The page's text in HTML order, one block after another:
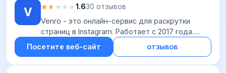
V ★★★★★
★★★★★1.630 отзывов
Venro - это онлайн-сервис для раскрутки
страниц в Instagram. Работает с 2017 года.
Проект предлагает услуги по накрутке
подписчиков, лайков, комментариев,
Посетите веб-сайт отзывов